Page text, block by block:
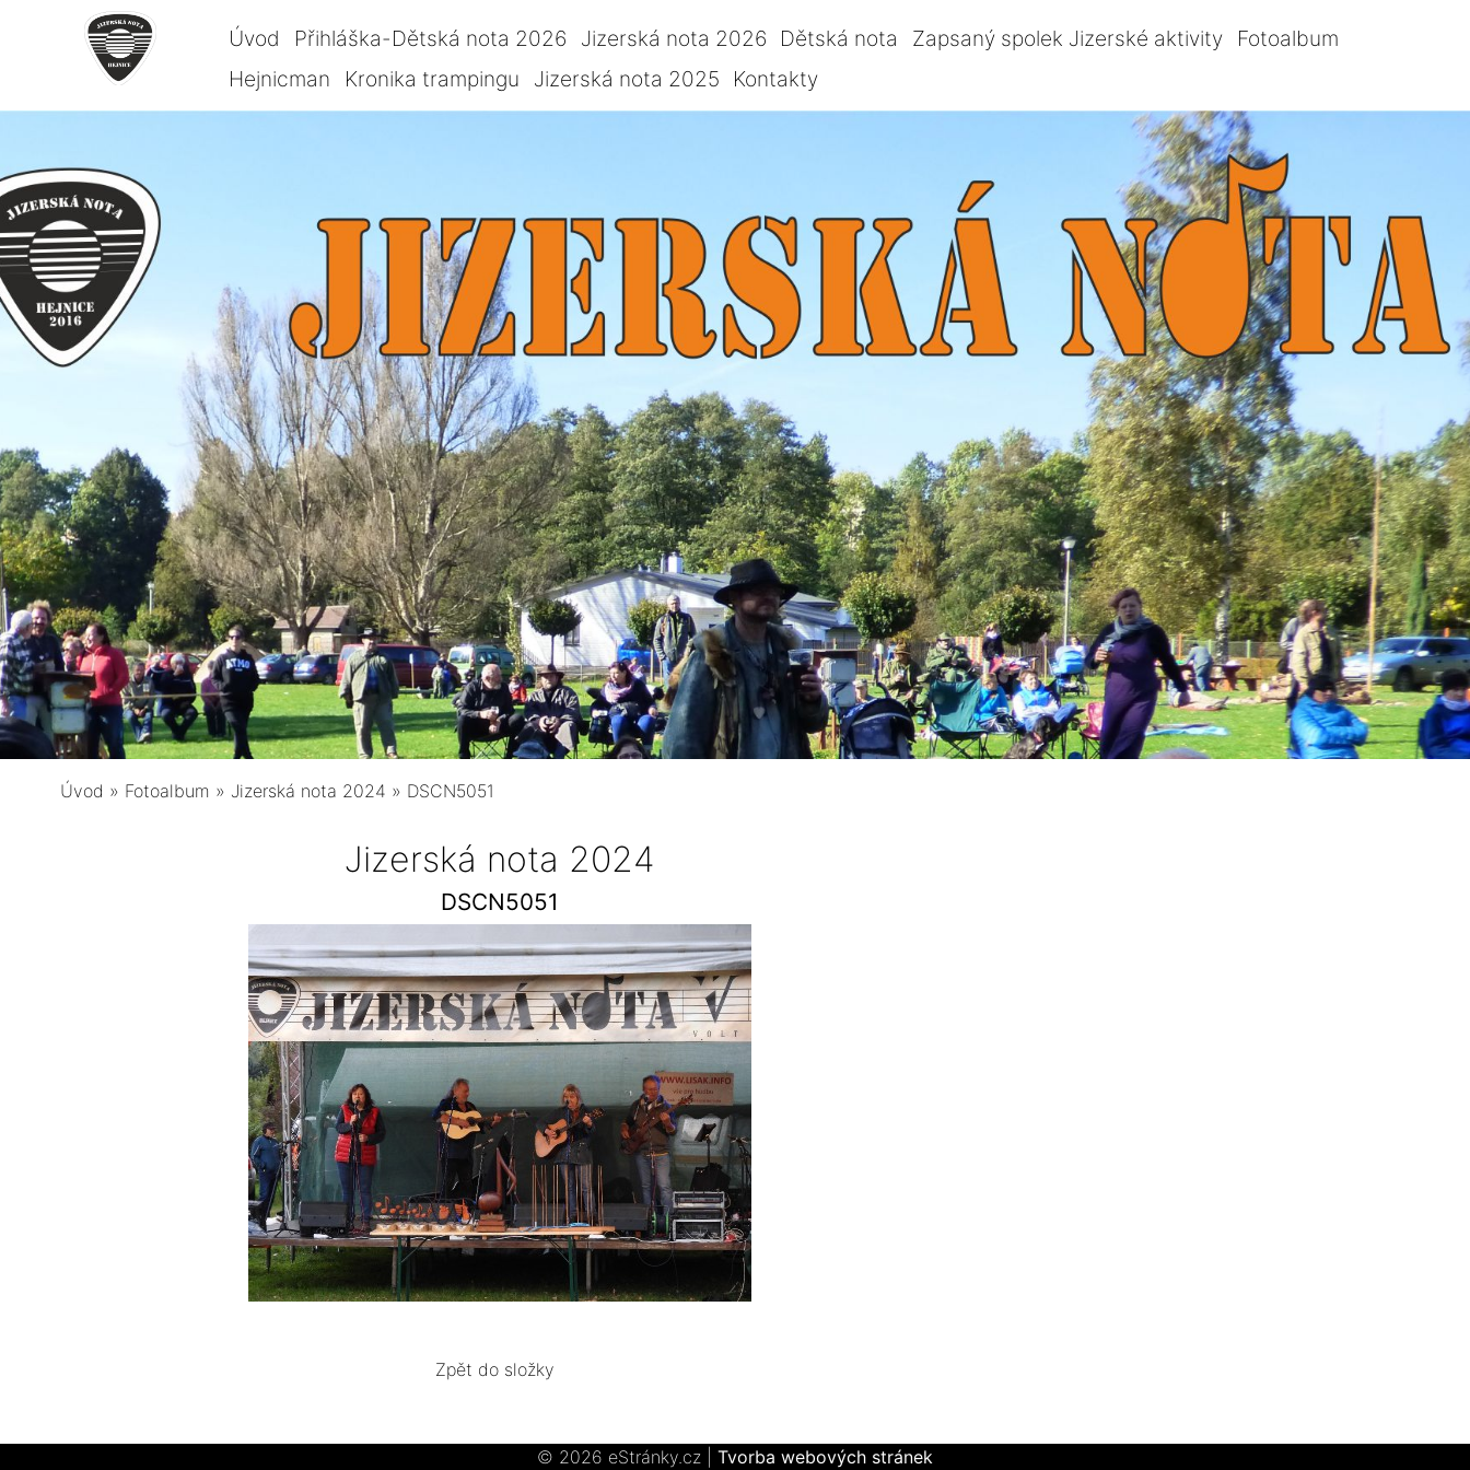
Úvod Přihláška-Dětská nota 2026 Jizerská nota 2026 Dětská nota Zapsaný spolek Jizerské aktivity
Fotoalbum
Hejnicman
Kronika trampingu Jizerská nota 2025 Kontakty
Úvod » Fotoalbum » Jizerská nota 2024 » DSCN5051
Jizerská nota 2024
DSCN5051
Zpět do složky
© 2026 eStránky.cz Tvorba webových stránek